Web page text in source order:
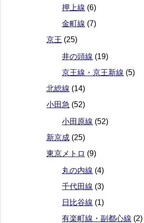
押上線 (6)
金町線 (7)
京王 (25)
井の頭線 (19)
京王線・京王新線 (5)
北総線 (14)
小田急 (52)
小田原線 (52)
新京成 (25)
東京メトロ (9)
丸の内線 (4)
千代田線 (3)
日比谷線 (1)
有楽町線・副都心線 (2)